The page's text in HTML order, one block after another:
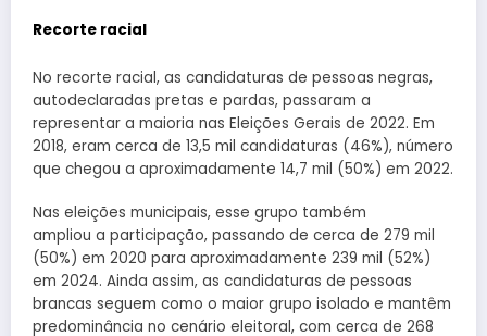
Recorte racial
No recorte racial, as candidaturas de pessoas negras,
autodeclaradas pretas e pardas, passaram a
representar a maioria nas Eleições Gerais de 2022. Em
2018, eram cerca de 13,5 mil candidaturas (46%), número
que chegou a aproximadamente 14,7 mil (50%) em 2022.
Nas eleições municipais, esse grupo também
ampliou a participação, passando de cerca de 279 mil
(50%) em 2020 para aproximadamente 239 mil (52%)
em 2024. Ainda assim, as candidaturas de pessoas
brancas seguem como o maior grupo isolado e mantêm
predominância no cenário eleitoral, com cerca de 268